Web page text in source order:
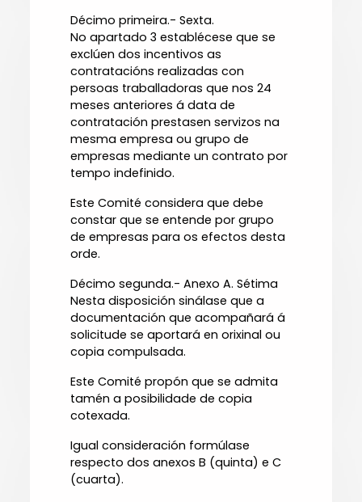
Décimo primeira.- Sexta.
No apartado 3 establécese que se
exclúen dos incentivos as
contratacións realizadas con
persoas traballadoras que nos 24
meses anteriores á data de
contratación prestasen servizos na
mesma empresa ou grupo de
empresas mediante un contrato por
tempo indefinido.
Este Comité considera que debe
constar que se entende por grupo
de empresas para os efectos desta
orde.
Décimo segunda.- Anexo A. Sétima
Nesta disposición sinálase que a
documentación que acompañará á
solicitude se aportará en orixinal ou
copia compulsada.
Este Comité propón que se admita
tamén a posibilidade de copia
cotexada.
Igual consideración formúlase
respecto dos anexos B (quinta) e C
(cuarta).